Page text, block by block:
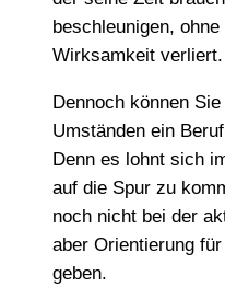
beschleunigen,
Wirksamkeit verliert.
Dennoch können
Umständen ein
Denn es lohnt sich
auf die Spur zu
noch nicht bei der
aber Orientierung
geben.